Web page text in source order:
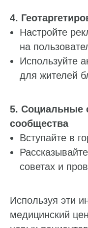
4.
Настройте
на
Используйте
для жителей
5. Социальные
сообщества
Вступайте в
советах и
Используя эти
медицинский